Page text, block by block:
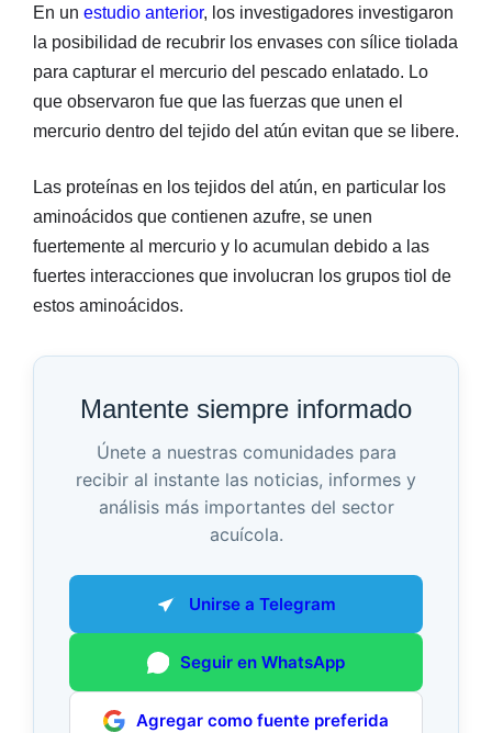
En un estudio anterior, los investigadores investigaron
la posibilidad de recubrir los envases con sílice tiolada
para capturar el mercurio del pescado enlatado. Lo
que observaron fue que las fuerzas que unen el
mercurio dentro del tejido del atún evitan que se libere.
Las proteínas en los tejidos del atún, en particular los
aminoácidos que contienen azufre, se unen
fuertemente al mercurio y lo acumulan debido a las
fuertes interacciones que involucran los grupos tiol de
estos aminoácidos.
Mantente siempre informado
Únete a nuestras comunidades para
recibir al instante las noticias, informes y
análisis más importantes del sector
acuícola.
Unirse a Telegram
Seguir en WhatsApp
Agregar como fuente preferida